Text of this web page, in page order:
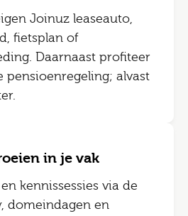
Joinuz leaseauto,
fietsplan of
Daarnaast profiteer
pensioenregeling; alvast
in je vak
kennissessies via de
domeindagen en